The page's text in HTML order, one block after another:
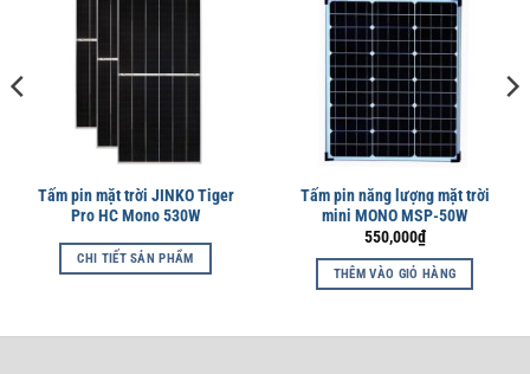
Tấm pin mặt trời JINKO Tiger
Pro HC Mono 530W
CHI TIẾT SẢN PHẨM
Tấm pin năng lượng mặt trời
mini MONO MSP-50W
550,000₫
THÊM VÀO GIỎ HÀNG